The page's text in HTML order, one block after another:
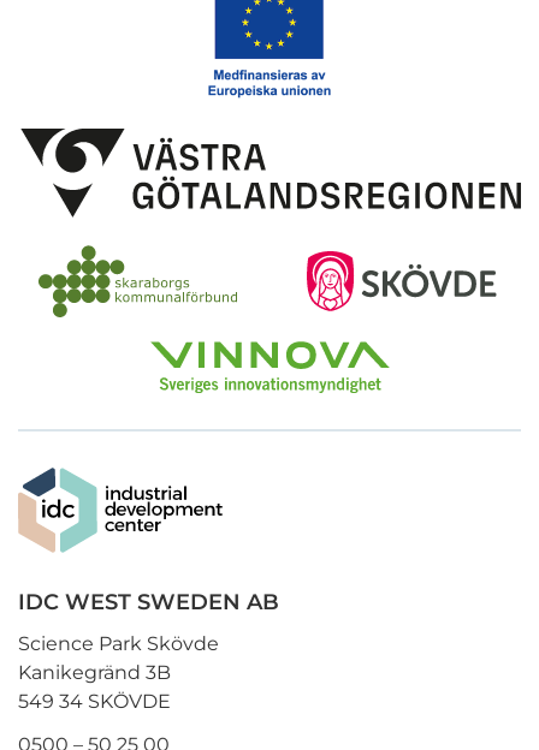
IDC WEST SWEDEN AB
Science Park Skövde
Kanikegränd 3B
549 34 SKÖVDE
0500 – 50 25 00